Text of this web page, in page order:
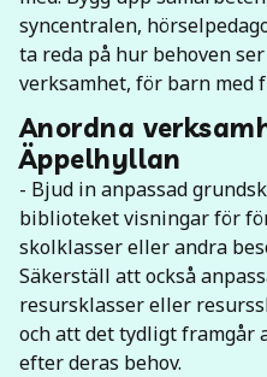
syncentralen,
ta reda på hur behoven
verksamhet, för barn med
Anordna
Äppelhyllan
- Bjud in anpassad
biblioteket visningar för
skolklasser eller andra
Säkerställ att också
resursklasser eller
och att det tydligt framgår
efter deras behov.